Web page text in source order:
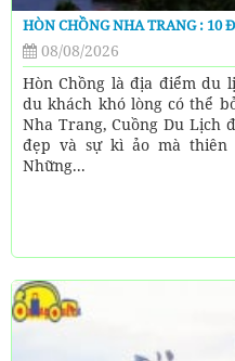
HÒN CHỒNG NHA TRANG : 10
08/08/2026
Hòn Chồng là địa điểm du
du khách khó lòng có thể
Nha Trang, Cuồng Du Lịch
đẹp và sự kì ảo mà thiên
Những...